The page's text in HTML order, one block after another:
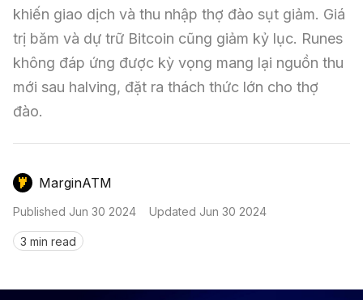
Kinh Nghiệm Đầu Tư
Sàn Giao Dịch
Công Cụ Đầu Tư
Mô Hình Biểu Đồ Giá
GameFi
Sign in
khiến giao dịch và thu nhập thợ đào sụt giảm. Giá
trị băm và dự trữ Bitcoin cũng giảm kỷ lục. Runes
không đáp ứng được kỳ vọng mang lại nguồn thu
mới sau halving, đặt ra thách thức lớn cho thợ
đào.
MarginATM
Published Jun 30 2024 Updated Jun 30 2024
3 min read